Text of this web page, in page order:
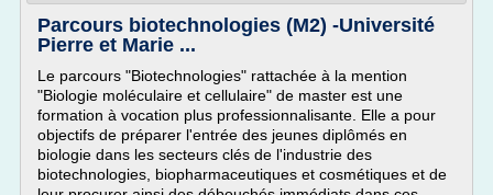
Parcours biotechnologies (M2) -Université
Pierre et Marie ...
Le parcours "Biotechnologies" rattachée à la mention
"Biologie moléculaire et cellulaire" de master est une
formation à vocation plus professionnalisante. Elle a pour
objectifs de préparer l'entrée des jeunes diplômés en
biologie dans les secteurs clés de l'industrie des
biotechnologies, biopharmaceutiques et cosmétiques et de